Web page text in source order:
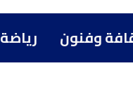
وفنون رياضة